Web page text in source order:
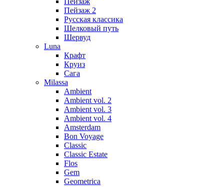
Пейзаж 2
Русская классика
Шелковый путь
Шервуд
Luna
Крафт
Круиз
Сага
Milassa
Ambient
Ambient vol. 2
Ambient vol. 3
Ambient vol. 4
Amsterdam
Bon Voyage
Classic
Classic Estate
Flos
Gem
Geometrica